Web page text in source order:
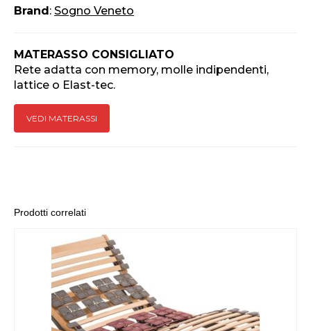
Brand: Sogno Veneto
MATERASSO CONSIGLIATO
Rete adatta con memory, molle indipendenti,
lattice o Elast-tec.
VEDI MATERASSI
Prodotti correlati